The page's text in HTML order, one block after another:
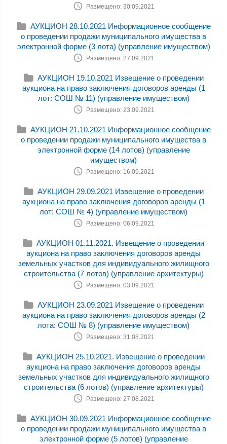
Размещено: 30.09.2021
АУКЦИОН 28.10.2021 Информационное сообщение
о проведении продажи муниципального имущества в
электронной форме (3 лота) (управление имуществом)
Размещено: 27.09.2021
АУКЦИОН 19.10.2021 Извещение о проведении
аукциона на право заключения договоров аренды (1
лот: СОШ № 11) (управление имуществом)
Размещено: 23.09.2021
АУКЦИОН 21.10.2021 Информационное сообщение
о проведении продажи муниципального имущества в
электронной форме (14 лотов) (управление
имуществом)
Размещено: 16.09.2021
АУКЦИОН 29.09.2021 Извещение о проведении
аукциона на право заключения договоров аренды (1
лот: СОШ № 4) (управление имуществом)
Размещено: 06.09.2021
АУКЦИОН 01.11.2021. Извещение о проведении
аукциона на право заключения договоров аренды
земельных участков для индивидуального жилищного
строительства (7 лотов) (управление архитектуры)
Размещено: 03.09.2021
АУКЦИОН 23.09.2021 Извещение о проведении
аукциона на право заключения договоров аренды (2
лота: СОШ № 8) (управление имуществом)
Размещено: 31.08.2021
АУКЦИОН 25.10.2021. Извещение о проведении
аукциона на право заключения договоров аренды
земельных участков для индивидуального жилищного
строительства (6 лотов) (управление архитектуры)
Размещено: 27.08.2021
АУКЦИОН 30.09.2021 Информационное сообщение
о проведении продажи муниципального имущества в
электронной форме (5 лотов) (управление